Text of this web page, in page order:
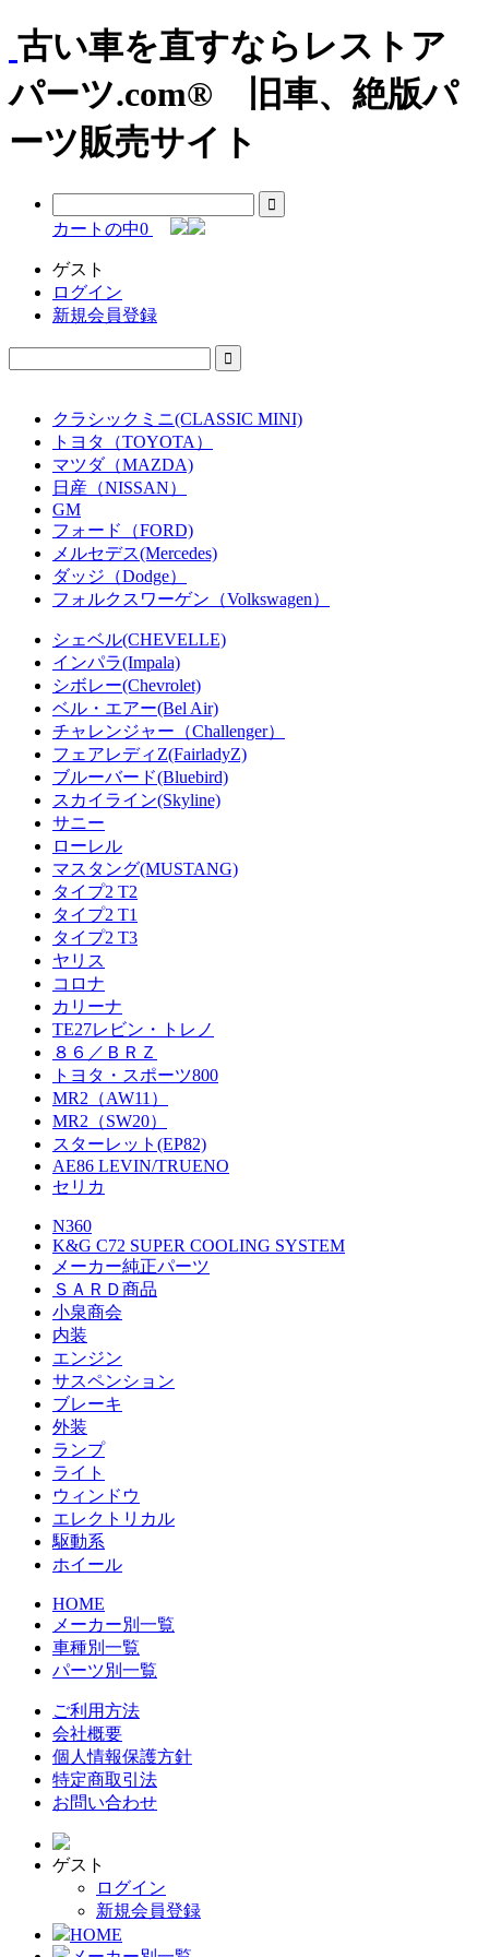
古い車を直すならレストア
パーツ.com® 旧車、絶版パ
ーツ販売サイト
カートの中0
ゲスト
ログイン
新規会員登録
クラシックミニ(CLASSIC MINI)
トヨタ（TOYOTA）
マツダ（MAZDA)
日産（NISSAN）
GM
フォード（FORD)
メルセデス(Mercedes)
ダッジ（Dodge）
フォルクスワーゲン（Volkswagen）
シェベル(CHEVELLE)
インパラ(Impala)
シボレー(Chevrolet)
ベル・エアー(Bel Air)
チャレンジャー（Challenger）
フェアレディZ(FairladyZ)
ブルーバード(Bluebird)
スカイライン(Skyline)
サニー
ローレル
マスタング(MUSTANG)
タイプ2 T2
タイプ2 T1
タイプ2 T3
ヤリス
コロナ
カリーナ
TE27レビン・トレノ
８６／ＢＲＺ
トヨタ・スポーツ800
MR2（AW11）
MR2（SW20）
スターレット(EP82)
AE86 LEVIN/TRUENO
セリカ
N360
K&G C72 SUPER COOLING SYSTEM
メーカー純正パーツ
ＳＡＲＤ商品
小泉商会
内装
エンジン
サスペンション
ブレーキ
外装
ランプ
ライト
ウィンドウ
エレクトリカル
駆動系
ホイール
HOME
メーカー別一覧
車種別一覧
パーツ別一覧
ご利用方法
会社概要
個人情報保護方針
特定商取引法
お問い合わせ
ゲスト
ログイン
新規会員登録
HOME